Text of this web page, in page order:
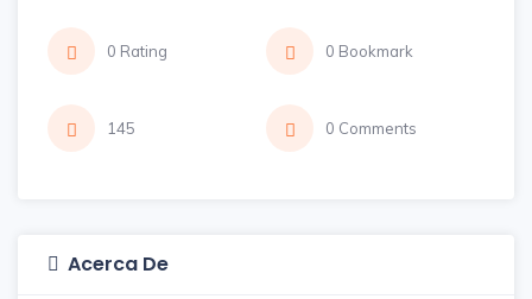
0 Rating 0 Bookmark
145 0 Comments
Acerca De